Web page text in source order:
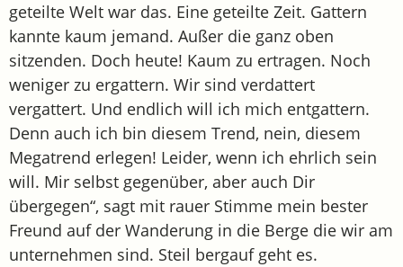
geteilte Welt war das. Eine geteilte Zeit. Gattern
kannte kaum jemand. Außer die ganz oben
sitzenden. Doch heute! Kaum zu ertragen. Noch
weniger zu ergattern. Wir sind verdattert
vergattert. Und endlich will ich mich entgattern.
Denn auch ich bin diesem Trend, nein, diesem
Megatrend erlegen! Leider, wenn ich ehrlich sein
will. Mir selbst gegenüber, aber auch Dir
übergegen“, sagt mit rauer Stimme mein bester
Freund auf der Wanderung in die Berge die wir am
unternehmen sind. Steil bergauf geht es.